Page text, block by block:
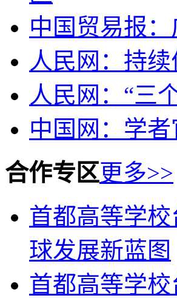
中国贸易报
人民网：持
人民网：“三
中国网：学
合作专区更多>>
首都高等学
球发展新蓝图
首都高等学